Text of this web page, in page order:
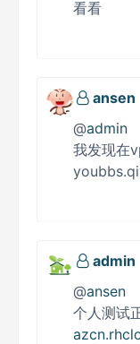
看看
ansen
@admin
我发现在
admin
@ansen
个人测试